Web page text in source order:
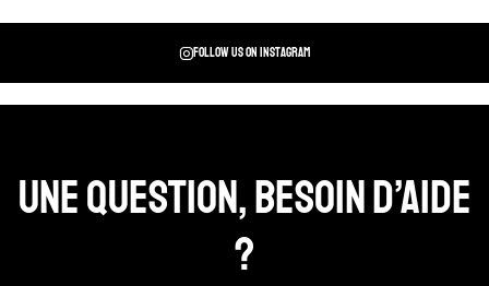
Follow us on instagram
Une question, Besoin d’aide
?